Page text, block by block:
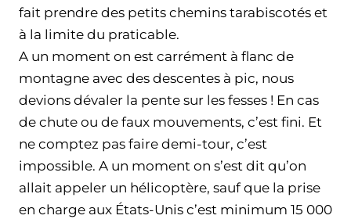
fait prendre des petits chemins tarabiscotés et
à la limite du praticable.
A un moment on est carrément à flanc de
montagne avec des descentes à pic, nous
devions dévaler la pente sur les fesses ! En cas
de chute ou de faux mouvements, c’est fini. Et
ne comptez pas faire demi-tour, c’est
impossible. A un moment on s’est dit qu’on
allait appeler un hélicoptère, sauf que la prise
en charge aux États-Unis c’est minimum 15 000